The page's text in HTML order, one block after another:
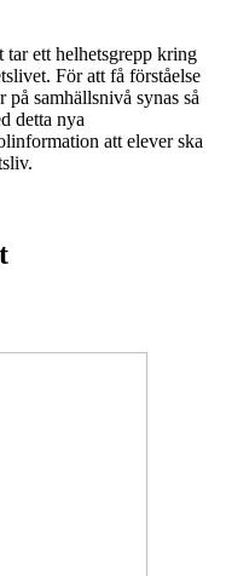
ett helhetsgrepp kring
För att få förståelse
samhällsnivå synas så
detta nya
att elever ska